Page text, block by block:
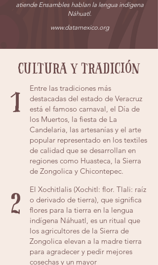
atiende Ensambles hablan la lengua indígena
Náhuatl.
www.datamexico.org
cultura y tradición
1
Entre las tradiciones más
destacadas del estado de Veracruz
está el famoso carnaval, el Día de
los Muertos, la fiesta de La
Candelaria, las artesanías y el arte
popular representado en los textiles
de calidad que se desarrollan en
regiones como Huasteca, la Sierra
de Zongolica y Chicontepec.
2
El Xochitlalis (Xochitl: flor. Tlali: raíz
o derivado de tierra), que significa
flores para la tierra en la lengua
indígena Náhuatl, es un ritual que
los agricultores de la Sierra de
Zongolica elevan a la madre tierra
para agradecer y pedir mejores
cosechas y un mayor